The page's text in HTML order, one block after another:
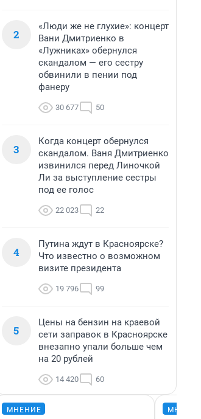
2
«Люди же не глухие»: концерт
Вани Дмитриенко в
«Лужниках» обернулся
скандалом — его сестру
обвинили в пении под
фанеру
30 677 50
3
Когда концерт обернулся
скандалом. Ваня Дмитриенко
извинился перед Линочкой
Ли за выступление сестры
под ее голос
22 023 22
4
Путина ждут в Красноярске?
Что известно о возможном
визите президента
19 796 99
5
Цены на бензин на краевой
сети заправок в Красноярске
внезапно упали больше чем
на 20 рублей
14 420 60
МНЕНИЕ